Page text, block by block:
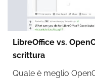
LibreOffice vs.
scrittura
Quale è meglio